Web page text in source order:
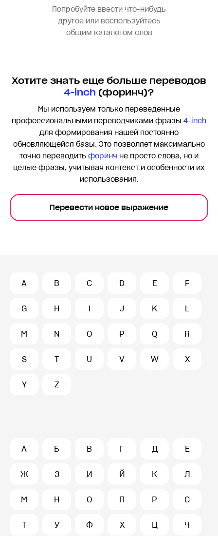
Попробуйте ввести что-нибудь
другое или воспользуйтесь
общим каталогом слов
Хотите знать еще больше переводов
4-inch (форинч)?
Мы используем только переведенные
профессиональными переводчиками фразы 4-inch
для формирования нашей постоянно
обновляющейся базы. Это позволяет максимально
точно переводить форинч не просто слова, но и
целые фразы, учитывая контекст и особенности их
использования.
Перевести новое выражение
A B C D E F
G H I J K L
M N O P Q R
S T U V W X
Y Z
А Б В Г Д Е
Ж З И Й К Л
М Н О П Р С
Т У Ф Х Ц Ч